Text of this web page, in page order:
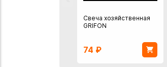
Свеча хозяйственная
GRIFON
74 ₽